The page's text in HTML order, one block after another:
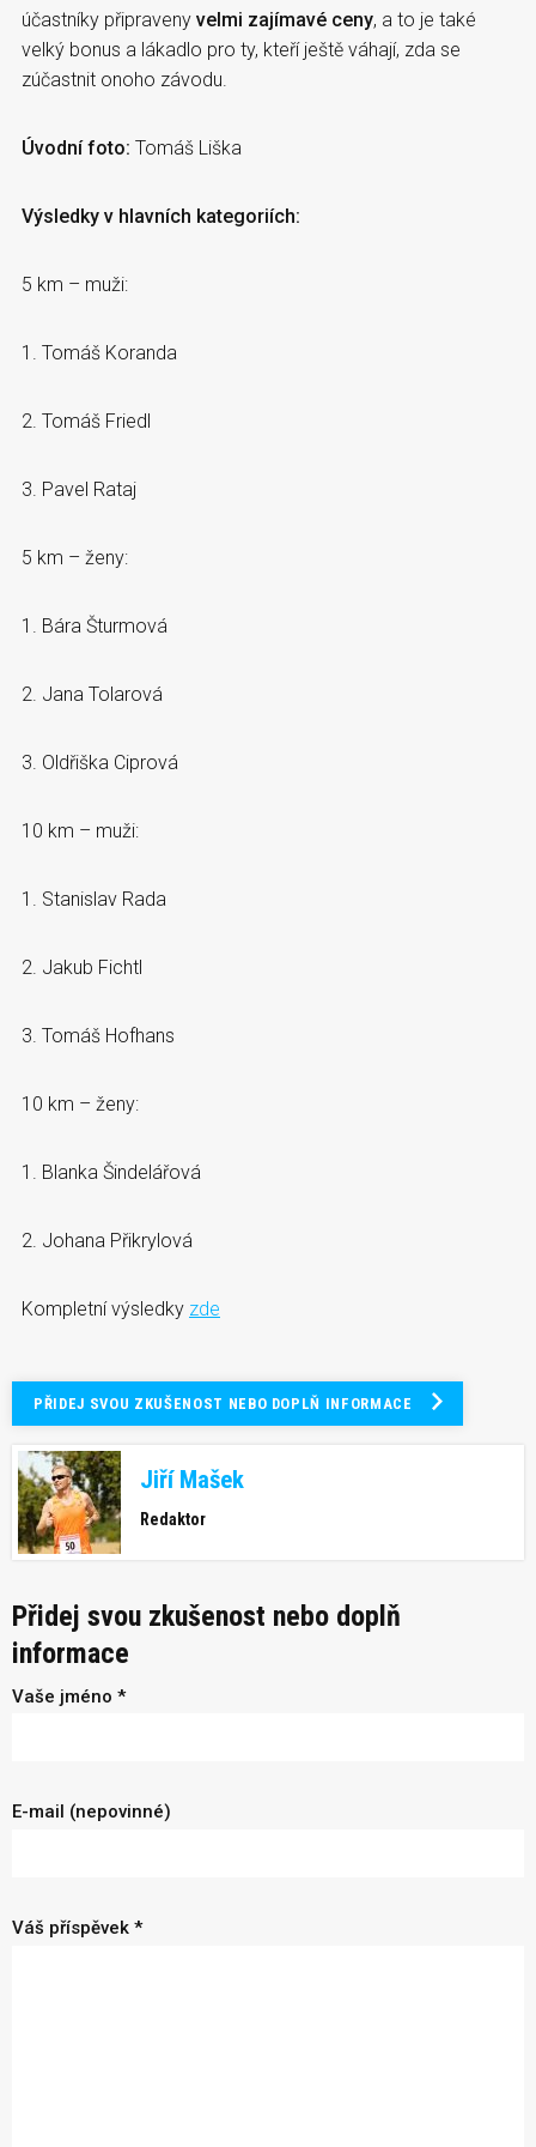
účastníky připraveny velmi zajímavé ceny, a to je také
velký bonus a lákadlo pro ty, kteří ještě váhají, zda se
zúčastnit onoho závodu.
Úvodní foto: Tomáš Liška
Výsledky v hlavních kategoriích:
5 km – muži:
1. Tomáš Koranda
2. Tomáš Friedl
3. Pavel Rataj
5 km – ženy:
1. Bára Šturmová
2. Jana Tolarová
3. Oldřiška Ciprová
10 km – muži:
1. Stanislav Rada
2. Jakub Fichtl
3. Tomáš Hofhans
10 km – ženy:
1. Blanka Šindelářová
2. Johana Přikrylová
Kompletní výsledky zde
PŘIDEJ SVOU ZKUŠENOST NEBO DOPLŇ INFORMACE
Jiří Mašek
Redaktor
Přidej svou zkušenost nebo doplň
informace
Vaše jméno *
E-mail (nepovinné)
Váš příspěvek *